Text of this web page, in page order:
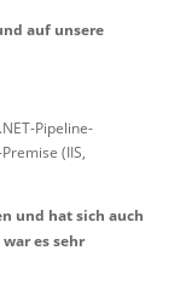
auf unsere
Pipeline-
(IIS,
und hat sich auch
es sehr